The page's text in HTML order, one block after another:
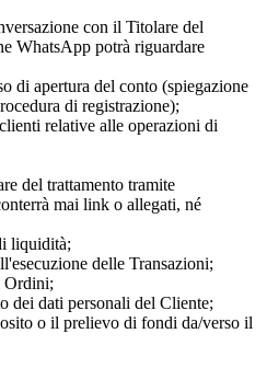
con il Titolare del
WhatsApp potrà riguardare
di apertura del conto (spiegazione
di registrazione);
relative alle operazioni di
del trattamento tramite
mai link o allegati, né
liquidità;
delle Transazioni;
Ordini;
dei dati personali del Cliente;
o il prelievo di fondi da/verso il